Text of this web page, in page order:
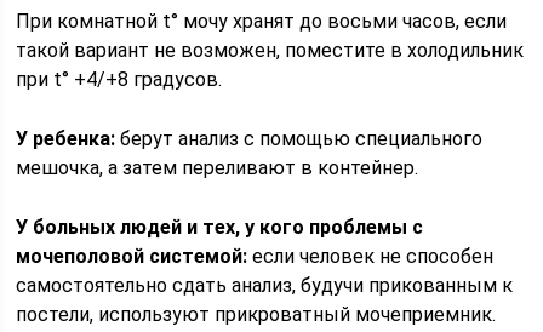
При комнатной t° мочу хранят до восьми часов, если
такой вариант не возможен, поместите в холодильник
при t° +4/+8 градусов.
У ребенка:берут анализ с помощью специального
мешочка, а затем переливают в контейнер.
У больных людей и тех, у кого проблемы с
мочеполовой системой:если человек не способен
самостоятельно сдать анализ, будучи прикованным к
постели, используют прикроватный мочеприемник.